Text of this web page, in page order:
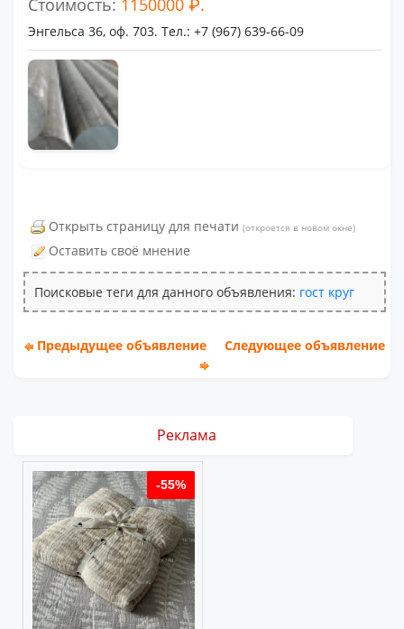
Стоимость: 1150000 ₽.
Энгельса 36, оф. 703. Тел.: +7 (967) 639-66-09
Открыть страницу для печати (откроется в новом окне)
Оставить своё мнение
Поисковые теги для данного объявления: гост круг
Предыдущее объявление Следующее объявление
Реклама
-55%